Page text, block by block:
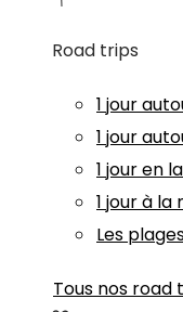
Road trips
1 jour
1 jour
1 jour en
1 jour à
Les
Tous nos road